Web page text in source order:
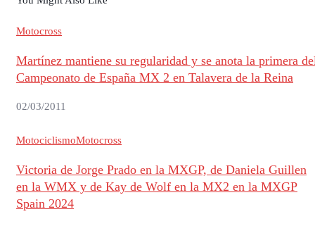
Motocross
Martínez mantiene su regularidad y se anota la primera
Campeonato de España MX 2 en Talavera de la Reina
02/03/2011
MotociclismoMotocross
Victoria de Jorge Prado en la MXGP, de Daniela Guillen
en la WMX y de Kay de Wolf en la MX2 en la MXGP
Spain 2024